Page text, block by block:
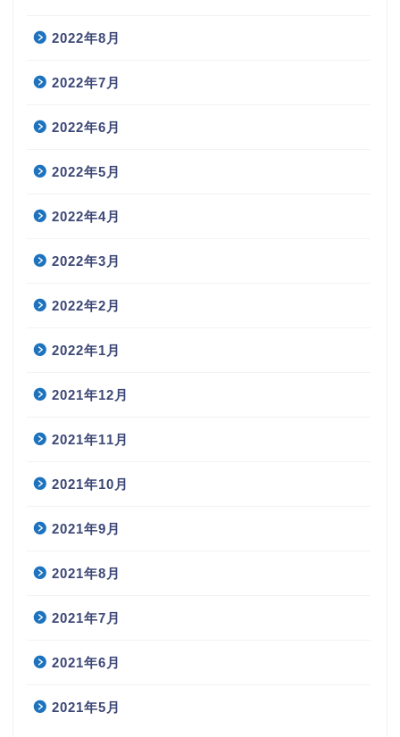
2022年8月
2022年7月
2022年6月
2022年5月
2022年4月
2022年3月
2022年2月
2022年1月
2021年12月
2021年11月
2021年10月
2021年9月
2021年8月
2021年7月
2021年6月
2021年5月